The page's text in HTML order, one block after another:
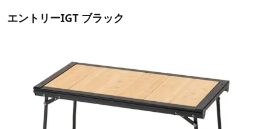
エントリーIGT ブラック